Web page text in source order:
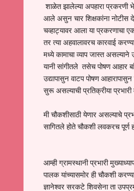
शाळेत झालेल्या अपहारा प्रकरणी
आले असुन चार शिक्षकांना नोटीस
चव्हाट्यावर आला या प्रकरणाचा
तर त्या अहवालावरच कारवाई
मध्ये कामाचा व्याप जास्त असल्याने
यानी सांगीतले तसेच पोषण आहार
उद्यापासुन वाटप पोषण
सुरू असल्याची प्रतिक्रीया
मी चौकशीसाठी येणार असल्याचे
सागितले होते चौकशी लवकरच पूर्ण
आम्ही ग्रामस्थानी प्रभारी
पालक यांच्यासमोर ही चौकशी
ज्ञानेश्वर सरकटे शिवसेना ता